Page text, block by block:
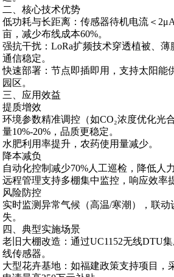
二、核心技术优势‌
低功耗与长距离‌：传感器待机电流＜
亩，减少布线成本60%。
强抗干扰‌：LoRa扩频技术穿透植被、
通信稳定。
快速部署‌：节点即插即用，支持太阳能
园区。
三、应用效益‌
提质增效‌
环境参数精准调控（如CO₂浓度优化光
量10%-20%，品质更稳定。
水肥利用率提升，农药使用量减少。
降本减负‌
自动化控制减少70%人工巡检，降低人
远程管理支持多棚集中监控，响应效率
风险防控‌
实时监测异常气候（高温/寒潮），联
失。
四、典型实施场景‌
老旧大棚改造‌：通过UC1152无线DTU
线传感器。
大型花卉基地‌：如福建政策支持项目，